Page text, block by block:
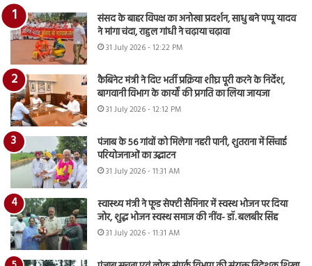
संसद के बाहर विपक्ष का अनोखा प्रदर्शन, साधु बने पप्पू यादव
ने मांगा चंदा, राहुल गांधी ने चढ़ाया चढ़ावा
31 July 2026 - 12:22 PM
कैबिनेट मंत्री ने दिए भर्ती प्रक्रिया शीघ्र पूरी करने के निर्देश,
बागवानी विभाग के कार्यों की प्रगति का लिया जायजा
31 July 2026 - 12:12 PM
पंजाब के 56 गांवों को मिलेगा नहरी पानी, शुतराना में सिंचाई
परियोजनाओं का उद्घाटन
31 July 2026 - 11:31 AM
स्वास्थ्य मंत्री ने फूड सेफ्टी सैमिनार में स्वस्थ भोजन पर दिया
जोर, शुद्ध भोजन स्वस्थ समाज की नींव- डॉ. बलबीर सिंह
31 July 2026 - 11:31 AM